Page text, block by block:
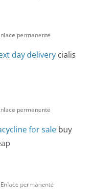
permanente
day delivery cialis
permanente
for sale buy
Enlace permanente